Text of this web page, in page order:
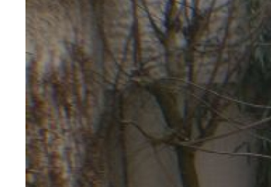
contact